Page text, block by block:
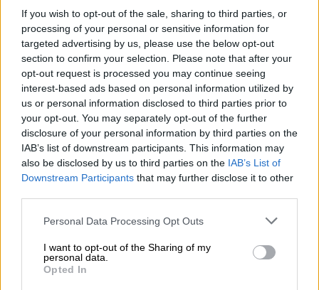
If you wish to opt-out of the sale, sharing to third parties, or
processing of your personal or sensitive information for
targeted advertising by us, please use the below opt-out
section to confirm your selection. Please note that after your
opt-out request is processed you may continue seeing
interest-based ads based on personal information utilized by
us or personal information disclosed to third parties prior to
your opt-out. You may separately opt-out of the further
disclosure of your personal information by third parties on the
IAB’s list of downstream participants. This information may
also be disclosed by us to third parties on the IAB’s List of
Downstream Participants that may further disclose it to other
Please note that this website/app uses one or more Google
not limited to your visit or usage behaviour. You may click to
grant or deny consent to Google and its third-party tags to
use your data for below specified purposes in below Google
Personal Data Processing Opt Outs
I want to opt-out of the Sharing of my
personal data.
Opted In
Επιμένει ότι δε χειροδίκησε, παρότι
το βίντεο τον διαψεύδει
Πάντως, ο κ. Αυγενάκης, ζήτησε συγγνώμη
«για την ένταση που προκλήθηκε», αν και
όπως ισχυρίστηκε είναι «υπερβολές» τα
περί «άγριου ξυλοδαρμού», Δήλωσε δε
έτοιμος για άρση της ασυλίας του.
Συγκεκριμένα, μιλώντας στην ΕΡΤ ο
Λευτέρης Αυγενάκηςζήτησε «δημόσια
συγγνώμη» για τη συμπεριφορά και το
εκνευρισμό του: «Ηταν μια ατυχέστατη
στιγμή, με στεναχωρεί και με θλίβει και για
αυτό θέλησα να ζητήσω
συγγνώμη
. Εάν ο
εργαζόμενος ζητήσει να κινηθεί νομικά